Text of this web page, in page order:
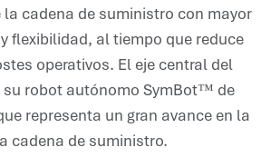
la cadena de suministro con mayor
flexibilidad, al tiempo que reduce
operativos. El eje central del
su robot autónomo SymBot™ de
representa un gran avance en la
cadena de suministro.